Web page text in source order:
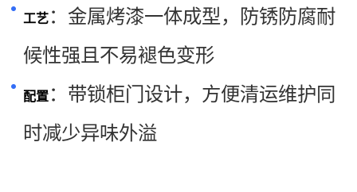
工艺 ：金属烤漆一体成型，防锈防腐耐
候性强且不易褪色变形
配置 ：带锁柜门设计，方便清运维护同
时减少异味外溢